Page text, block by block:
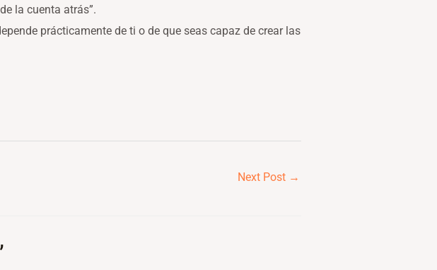
la cuenta atrás”.
prácticamente de ti o de que seas capaz de crear las
Next Post →